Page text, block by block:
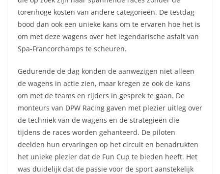
torenhoge kosten van andere categorieën. De testdag
bood dan ook een unieke kans om te ervaren hoe het is
om met deze wagens over het legendarische asfalt van
Spa-Francorchamps te scheuren.
Gedurende de dag konden de aanwezigen niet alleen
de wagens in actie zien, maar kregen ze ook de kans
om met de teams en rijders in gesprek te gaan. De
monteurs van DPW Racing gaven met plezier uitleg over
de techniek van de wagens en de strategieën die
tijdens de races worden gehanteerd. De piloten
deelden hun ervaringen op het circuit en benadrukten
het unieke plezier dat de Fun Cup te bieden heeft. Het
was duidelijk dat de passie voor de sport aanstekelijk